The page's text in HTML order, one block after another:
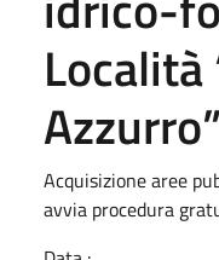
Località
Azzurro”
Acquisizione aree
avvia procedura